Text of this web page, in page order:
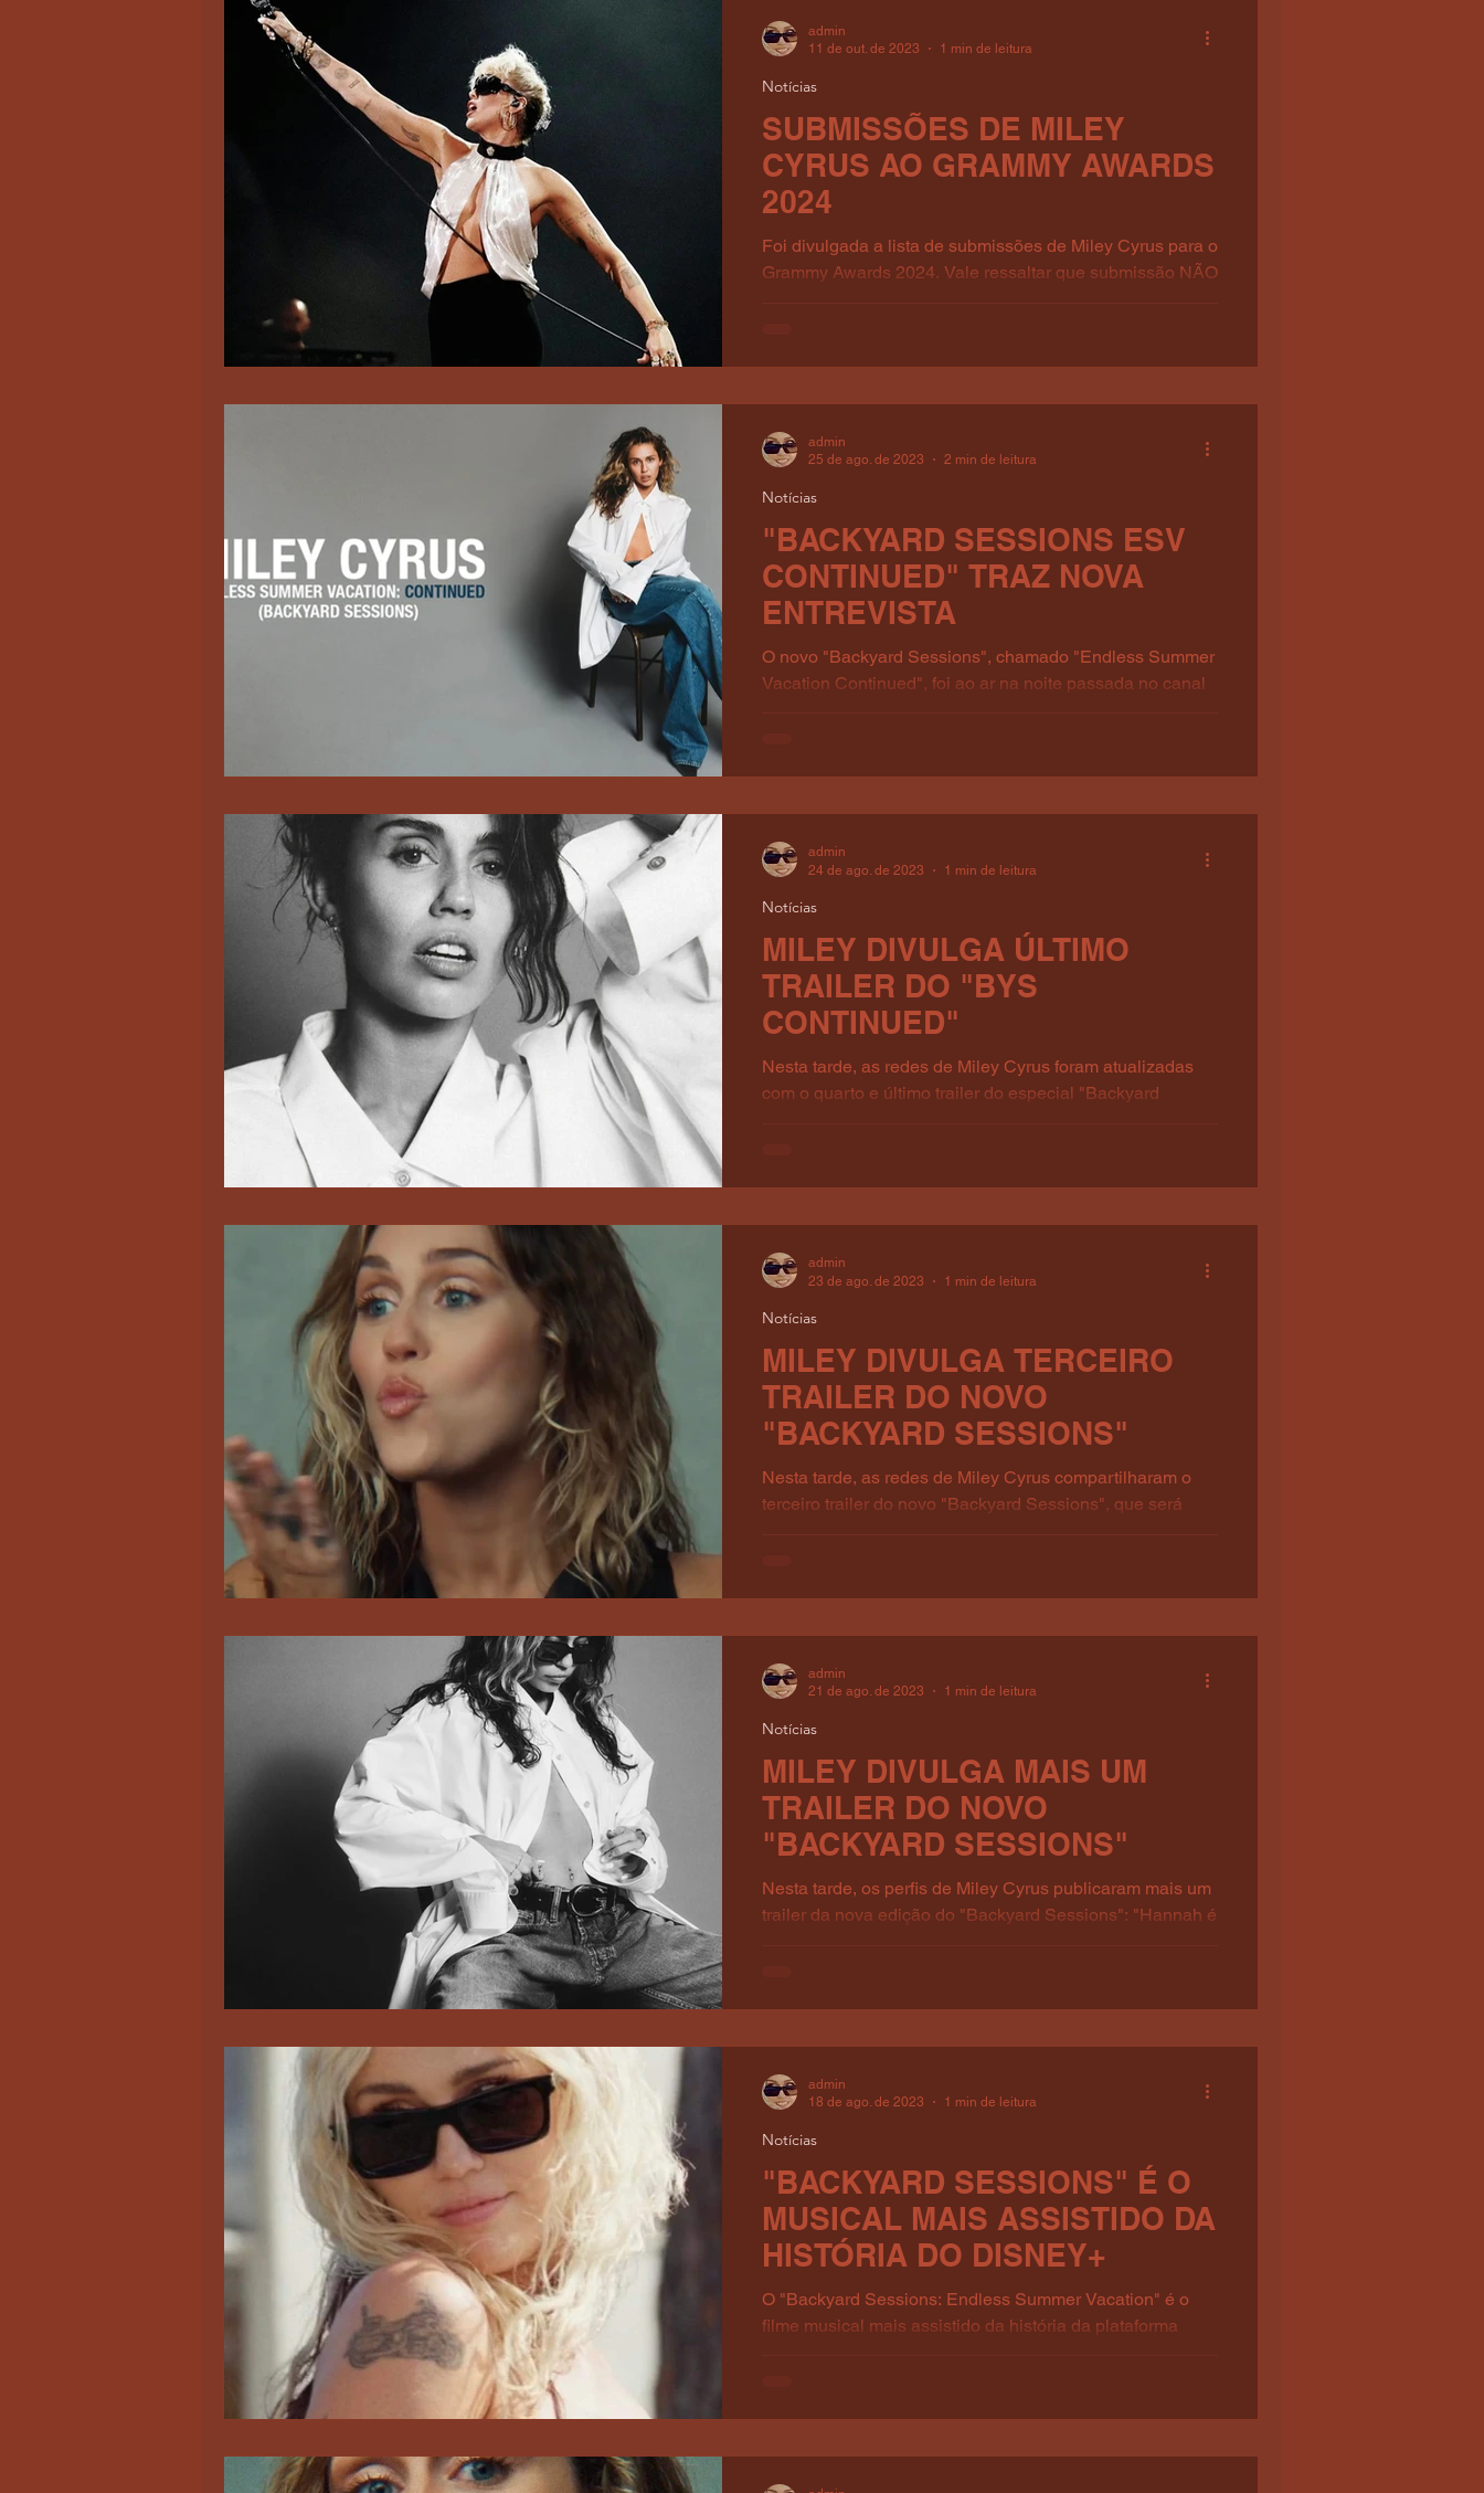
SUBMISSÕES DE MILEY
CYRUS AO GRAMMY AWARDS
2024
Foi divulgada a lista de submissões de Miley Cyrus para o
Grammy Awards 2024. Vale ressaltar que submissão NÃO
Notícias
admin
11 de out. de 2023
1 min de leitura
"BACKYARD SESSIONS ESV
CONTINUED" TRAZ NOVA
ENTREVISTA
O novo "Backyard Sessions", chamado "Endless Summer
Vacation Continued", foi ao ar na noite passada no canal
Notícias
admin
25 de ago. de 2023
2 min de leitura
MILEY DIVULGA ÚLTIMO
TRAILER DO "BYS
CONTINUED"
Nesta tarde, as redes de Miley Cyrus foram atualizadas
com o quarto e último trailer do especial "Backyard
Notícias
admin
24 de ago. de 2023
1 min de leitura
MILEY DIVULGA TERCEIRO
TRAILER DO NOVO
"BACKYARD SESSIONS"
Nesta tarde, as redes de Miley Cyrus compartilharam o
terceiro trailer do novo "Backyard Sessions", que será
Notícias
admin
23 de ago. de 2023
1 min de leitura
MILEY DIVULGA MAIS UM
TRAILER DO NOVO
"BACKYARD SESSIONS"
Nesta tarde, os perfis de Miley Cyrus publicaram mais um
trailer da nova edição do "Backyard Sessions": "Hannah é
Notícias
admin
21 de ago. de 2023
1 min de leitura
"BACKYARD SESSIONS" É O
MUSICAL MAIS ASSISTIDO DA
HISTÓRIA DO DISNEY+
O "Backyard Sessions: Endless Summer Vacation" é o
filme musical mais assistido da história da plataforma
Notícias
admin
18 de ago. de 2023
1 min de leitura